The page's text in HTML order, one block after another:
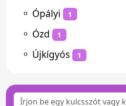
⚬ Ópályi 1
⚬ Ózd 1
⚬ Újkígyós 1